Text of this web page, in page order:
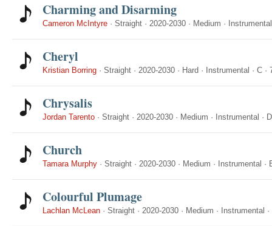
Charming and Disarming
Cameron McIntyre · Straight · 2020-2030 · Medium · Instrumental
Cheryl
Kristian Borring · Straight · 2020-2030 · Hard · Instrumental · C ·
Chrysalis
Jordan Tarento · Straight · 2020-2030 · Medium · Instrumental · D
Church
Tamara Murphy · Straight · 2020-2030 · Medium · Instrumental ·
Colourful Plumage
Lachlan McLean · Straight · 2020-2030 · Medium · Instrumental ·